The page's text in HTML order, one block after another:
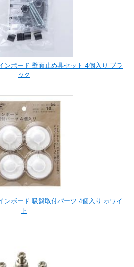
ンボード 壁面止め具セット 4個入り ブラ
ック
ンボード 吸盤取付パーツ 4個入り ホワイ
ト